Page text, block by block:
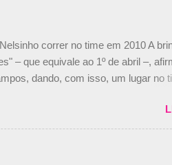
correr no time em 2010 A
– que equivale ao 1º de abril –,
dando, com isso, um lugar no
companheiro de Bruno Senna em
“Mas depois de ter assinado
ainda que não tem nada contra o